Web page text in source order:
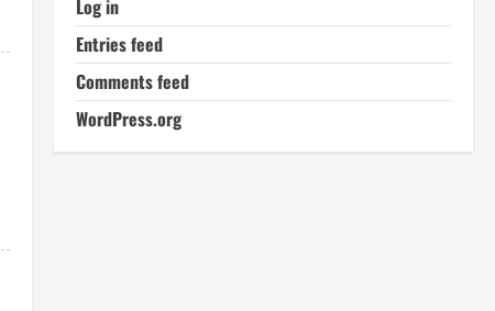
Log in
Entries feed
Comments feed
WordPress.org